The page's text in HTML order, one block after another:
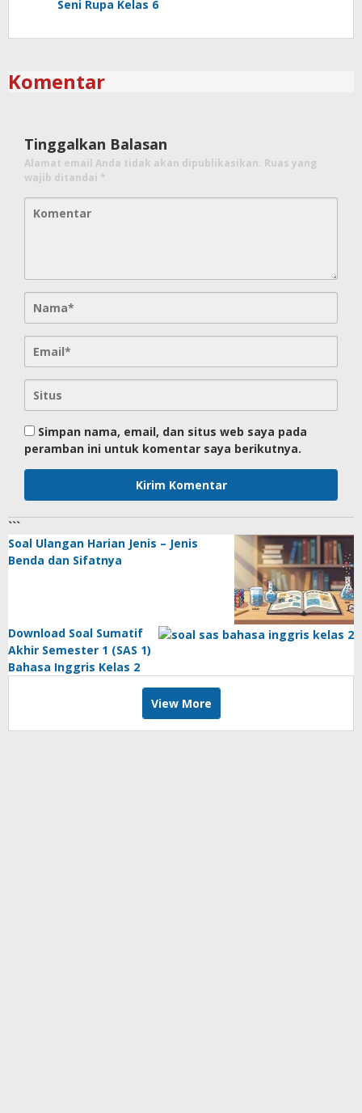
Seni Rupa Kelas 6
Komentar
Tinggalkan Balasan
Alamat email Anda tidak akan dipublikasikan. Ruas yang
wajib ditandai *
Simpan nama, email, dan situs web saya pada
peramban ini untuk komentar saya berikutnya.
```
Soal Ulangan Harian Jenis – Jenis
Benda dan Sifatnya
Download Soal Sumatif
Akhir Semester 1 (SAS 1)
Bahasa Inggris Kelas 2
View More